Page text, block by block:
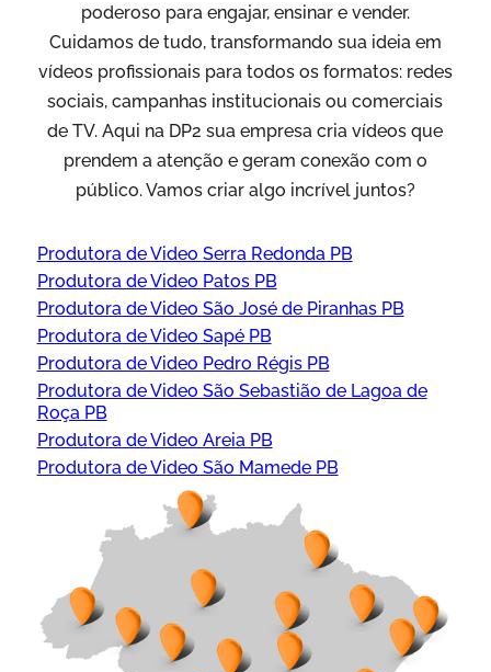
poderoso para engajar, ensinar e vender.
Cuidamos de tudo, transformando sua ideia em
vídeos profissionais para todos os formatos: redes
sociais, campanhas institucionais ou comerciais
de TV. Aqui na DP2 sua empresa cria vídeos que
prendem a atenção e geram conexão com o
público. Vamos criar algo incrível juntos?
Produtora de Video Serra Redonda PB
Produtora de Video Patos PB
Produtora de Video São José de Piranhas PB
Produtora de Video Sapé PB
Produtora de Video Pedro Régis PB
Produtora de Video São Sebastião de Lagoa de
Roça PB
Produtora de Video Areia PB
Produtora de Video São Mamede PB